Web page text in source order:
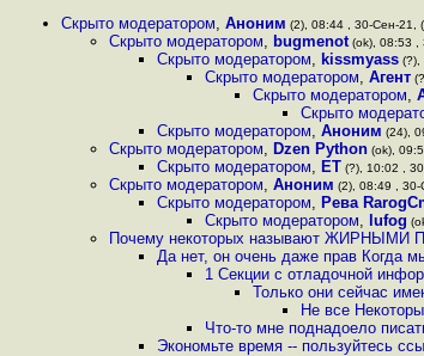
Скрыто модератором, Аноним (2), 08:44 , 30-Сен-21,
Скрыто модератором, bugmenot (ok), 08:53 ,
Скрыто модератором, kissmyass (?),
Скрыто модератором, Агент
Скрыто модератором,
Скрыто
Скрыто модератором, Аноним (24),
Скрыто модератором, Dzen Python (ok),
Скрыто модератором, ET (?), 10:02 ,
Скрыто модератором, Аноним (2), 08:49 , 30-
Скрыто модератором, Рева
Скрыто модератором, lufog
Почему некоторых называют ЖИРНЫМИ
Да нет, он очень даже прав Когда
1 Секции с отладочной
Только они сейчас
Не все
Что-то мне поднадоело
Экономьте время -- пользуйтесь